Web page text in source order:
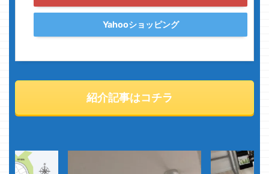
Yahooショッピング
紹介記事はコチラ